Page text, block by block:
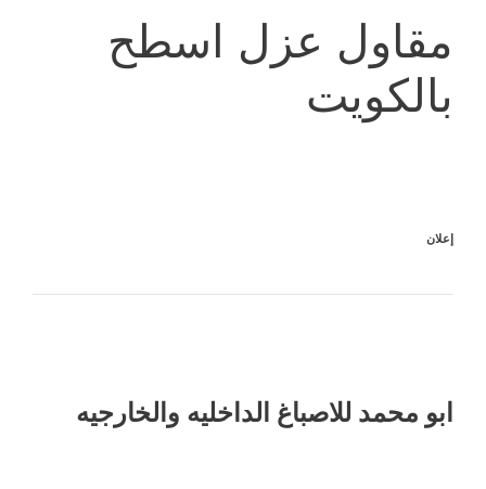
مقاول عزل اسطح
بالكويت
إعلان
ابو محمد للاصباغ الداخليه والخارجيه